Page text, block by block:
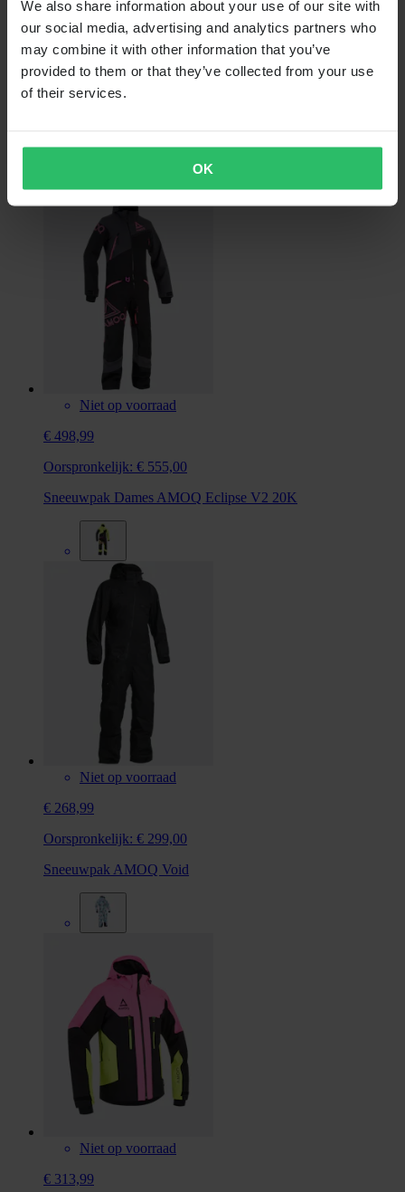
We also share information about your use of our site with
our social media, advertising and analytics partners who
may combine it with other information that you’ve
provided to them or that they’ve collected from your use
of their services.
OK
Niet op voorraad
€ 498,99
Oorspronkelijk:
Niet op voorraad
€ 498,99
Oorspronkelijk: € 555,00
Sneeuwpak Dames AMOQ Eclipse V2 20K
Niet op voorraad
€ 268,99
Oorspronkelijk: € 299,00
Sneeuwpak AMOQ Void
Niet op voorraad
€ 313,99